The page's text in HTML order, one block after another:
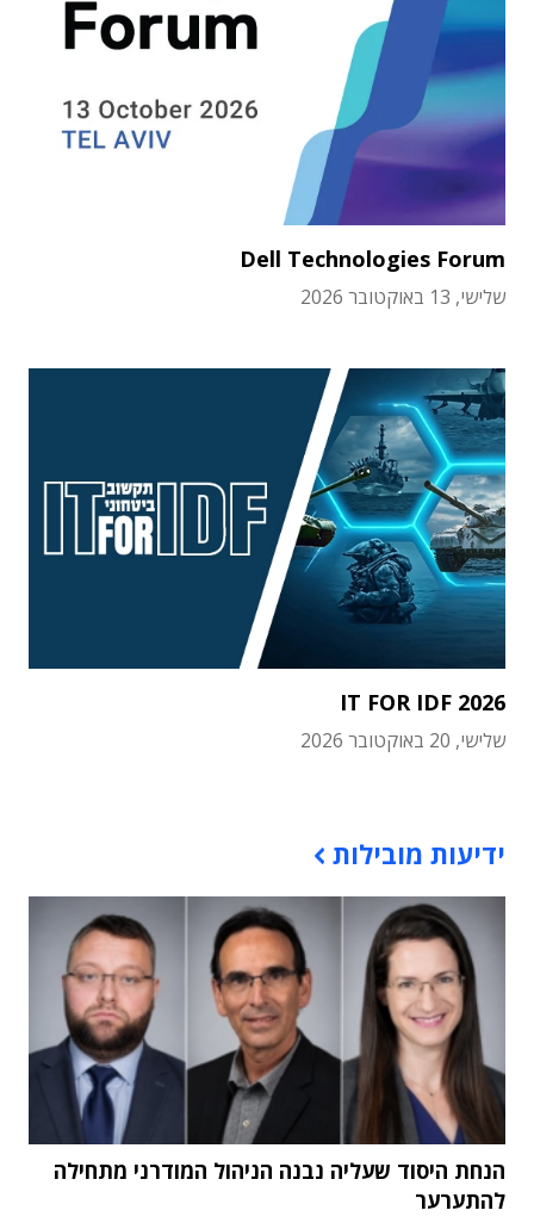
Dell Technologies Forum
שלישי, 13 באוקטובר 2026
IT FOR IDF 2026
שלישי, 20 באוקטובר 2026
ידיעות מובילות
הנחת היסוד שעליה נבנה הניהול המודרני מתחילה
להתערער